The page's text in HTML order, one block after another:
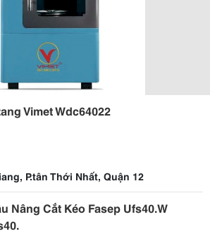
Vimet Wdc64022
P.tân Thới Nhất, Quận 12
Nâng Cắt Kéo Fasep Ufs40.W